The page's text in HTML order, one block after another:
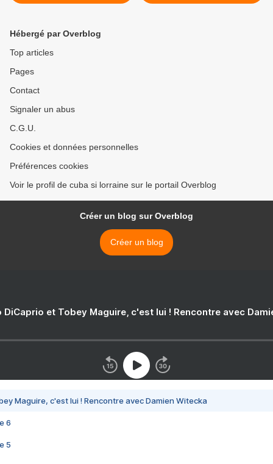
Hébergé par Overblog
Top articles
Pages
Contact
Signaler un abus
C.G.U.
Cookies et données personnelles
Préférences cookies
Voir le profil de cuba si lorraine sur le portail Overblog
Créer un blog sur Overblog
Créer un blog
DiCaprio et Tobey Maguire, c'est lui ! Rencontre avec
Maguire, c'est lui ! Rencontre avec Damien Witecka
6
5